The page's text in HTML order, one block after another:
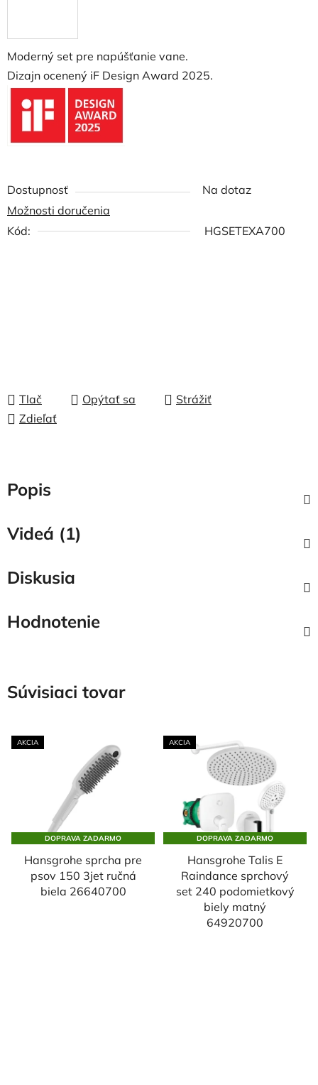
Moderný set pre napúšťanie vane.
Dizajn ocenený iF Design Award 2025.
Dostupnosť
Na dotaz
Možnosti doručenia
Kód:
HGSETEXA700
Tlač Opýtať sa
Strážiť
Zdieľať
Popis
Videá (1)
Diskusia
Hodnotenie
Súvisiaci tovar
AKCIA
DOPRAVA ZADARMO
Hansgrohe sprcha pre
psov 150 3jet ručná
biela 26640700
AKCIA
DOPRAVA ZADARMO
Hansgrohe Talis E
Raindance sprchový
set 240 podomietkový
biely matný
64920700